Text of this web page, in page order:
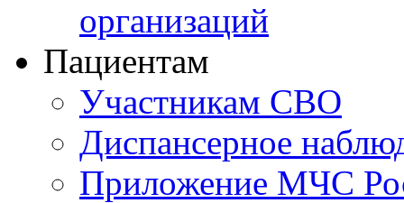
организаций
Пациентам
Участникам СВО
Диспансерное
Приложение МЧС